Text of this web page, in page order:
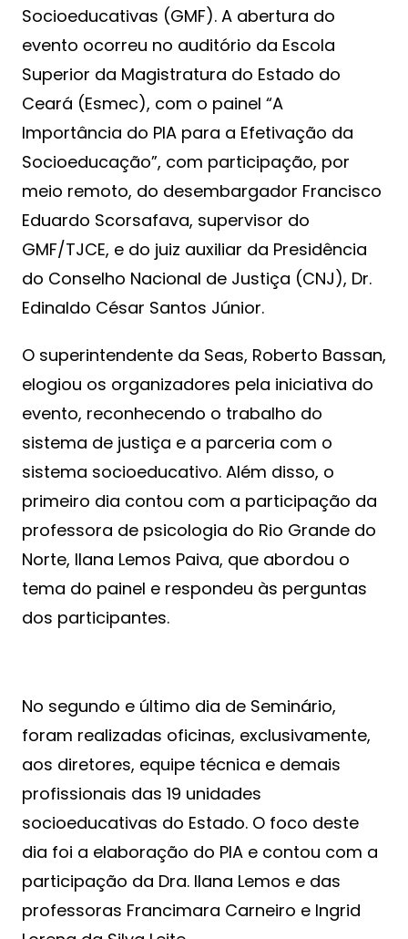
Socioeducativas (GMF). A abertura do
evento ocorreu no auditório da Escola
Superior da Magistratura do Estado do
Ceará (Esmec), com o painel “A
Importância do PIA para a Efetivação da
Socioeducação”, com participação, por
meio remoto, do desembargador Francisco
Eduardo Scorsafava, supervisor do
GMF/TJCE, e do juiz auxiliar da Presidência
do Conselho Nacional de Justiça (CNJ), Dr.
Edinaldo César Santos Júnior.
O superintendente da Seas, Roberto Bassan,
elogiou os organizadores pela iniciativa do
evento, reconhecendo o trabalho do
sistema de justiça e a parceria com o
sistema socioeducativo. Além disso, o
primeiro dia contou com a participação da
professora de psicologia do Rio Grande do
Norte, Ilana Lemos Paiva, que abordou o
tema do painel e respondeu às perguntas
dos participantes.
No segundo e último dia de Seminário,
foram realizadas oficinas, exclusivamente,
aos diretores, equipe técnica e demais
profissionais das 19 unidades
socioeducativas do Estado. O foco deste
dia foi a elaboração do PIA e contou com a
participação da Dra. Ilana Lemos e das
professoras Francimara Carneiro e Ingrid